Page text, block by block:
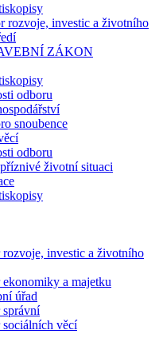
rozvoje, investic a životního
ZÁKON
odboru
snoubence
odboru
životní situaci
investic a životního
a majetku
úřad
správní
věcí